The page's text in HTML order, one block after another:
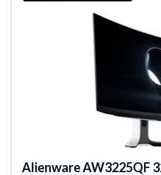
AlienwareAW3225QF